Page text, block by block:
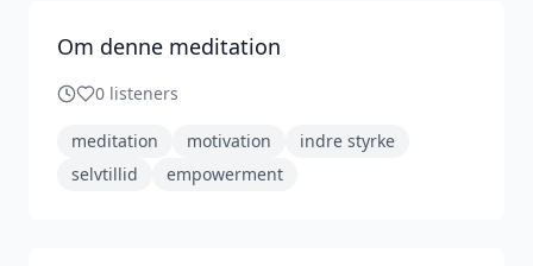
Om denne meditation
0 listeners
meditation motivation
indre styrke
selvtillid
empowerment